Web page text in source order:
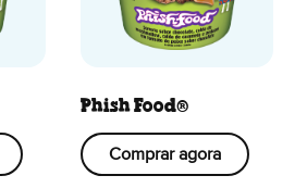
Phish Food®
Comprar agora